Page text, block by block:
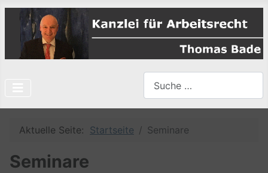
Type 2 or more characters
Aktuelle Seite: Startseite Seminare
Seminare